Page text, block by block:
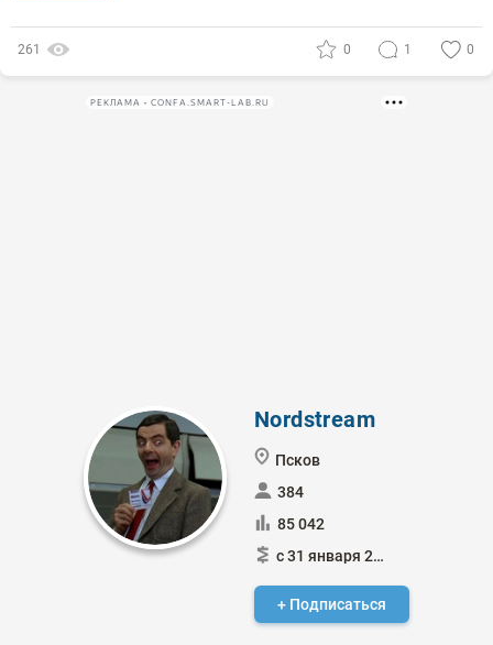
261 0 1 0
РЕКЛАМА • CONFA.SMART-LAB.RU
Nordstream
Псков
384
85 042
с 31 января 2015
+ Подписаться